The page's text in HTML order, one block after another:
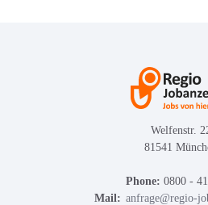
Welfenstr.
81541
Phone: 0800 -
Mail: anfrage@regio-